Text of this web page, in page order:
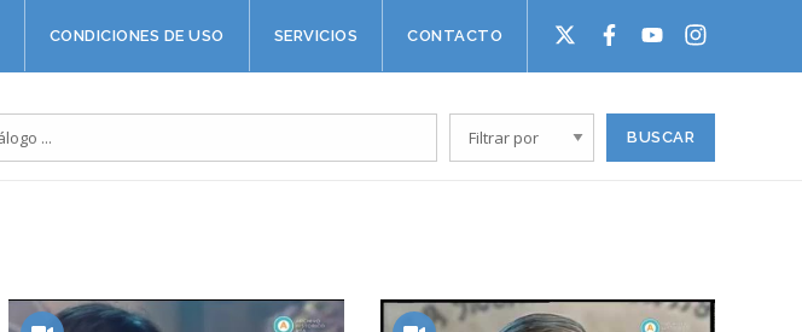
CONDICIONES DE USO SERVICIOS CONTACTO